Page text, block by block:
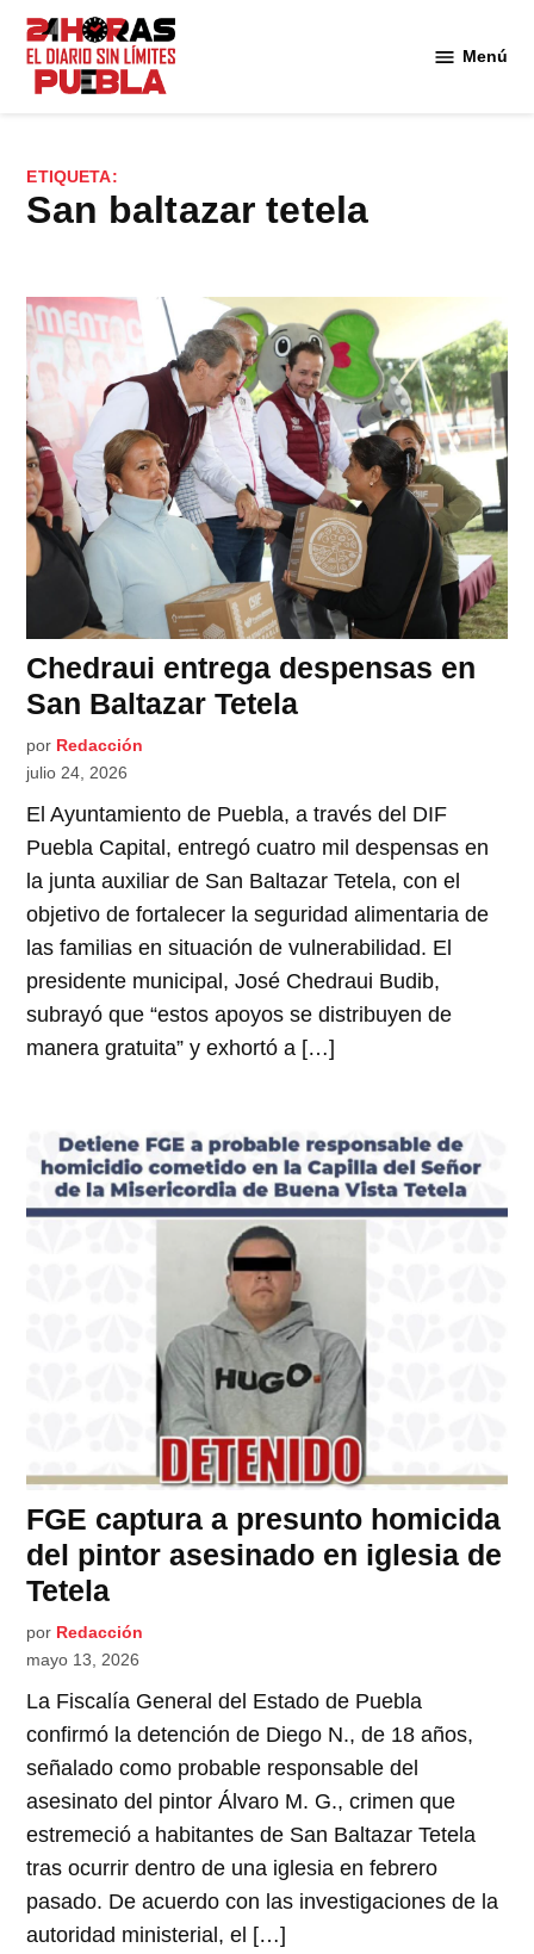
Saltar
contenido
Menú
ETIQUETA:
san baltazar tetela
Chedraui entrega despensas en
San Baltazar Tetela
por Redacción
julio 24, 2026
El Ayuntamiento de Puebla, a través del DIF
Puebla Capital, entregó cuatro mil despensas en
la junta auxiliar de San Baltazar Tetela, con el
objetivo de fortalecer la seguridad alimentaria de
las familias en situación de vulnerabilidad. El
presidente municipal, José Chedraui Budib,
subrayó que “estos apoyos se distribuyen de
manera gratuita” y exhortó a […]
FGE captura a presunto homicida
del pintor asesinado en iglesia de
Tetela
por Redacción
mayo 13, 2026
La Fiscalía General del Estado de Puebla
confirmó la detención de Diego N., de 18 años,
señalado como probable responsable del
asesinato del pintor Álvaro M. G., crimen que
estremeció a habitantes de San Baltazar Tetela
tras ocurrir dentro de una iglesia en febrero
pasado. De acuerdo con las investigaciones de la
autoridad ministerial, el […]